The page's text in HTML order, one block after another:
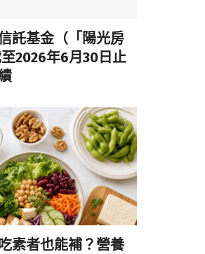
託基金（「陽光房
2026年6月30日止
素者也能補？營養